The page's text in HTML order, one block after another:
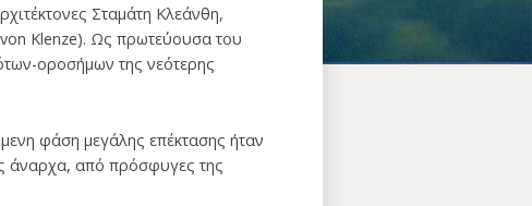
Σταμάτη Κλεάνθη,
Klenze). Ως πρωτεύουσα του
οροσήμων της νεότερης
φάση μεγάλης επέκτασης ήταν
άναρχα, από πρόσφυγες της